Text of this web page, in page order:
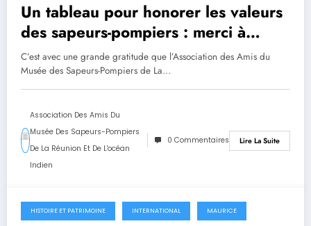
Un tableau pour honorer les valeurs
des sapeurs-pompiers : merci à
Michel Barjolin
C’est avec une grande gratitude que l’Association des Amis du
Musée des Sapeurs-Pompiers de La…
Association Des Amis Du
Musée Des Sapeurs-Pompiers
De La Réunion Et De L'océan
Indien
0 Commentaires Lire La Suite
10 janvier 2025
HISTOIRE ET PATRIMOINE INTERNATIONAL MAURICE